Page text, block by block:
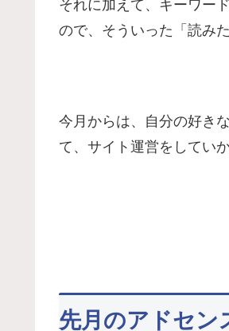
それに加えて、キーワー
ので、そういった「読み
今月からは、自分の好き
て、サイト運営をしてい
先月のアドセン